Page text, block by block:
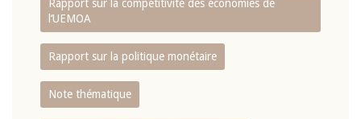
Rapport sur la compétitivité des économies de
l‘UEMOA
Rapport sur la politique monétaire
Note thématique